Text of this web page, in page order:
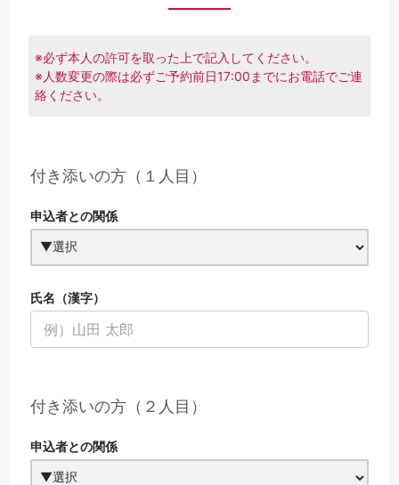
※必ず本人の許可を取った上で記入してください。
※人数変更の際は必ずご予約前日17:00までにお電話でご連
絡ください。
付き添いの方（１人目）
申込者との関係
氏名（漢字）
付き添いの方（２人目）
申込者との関係